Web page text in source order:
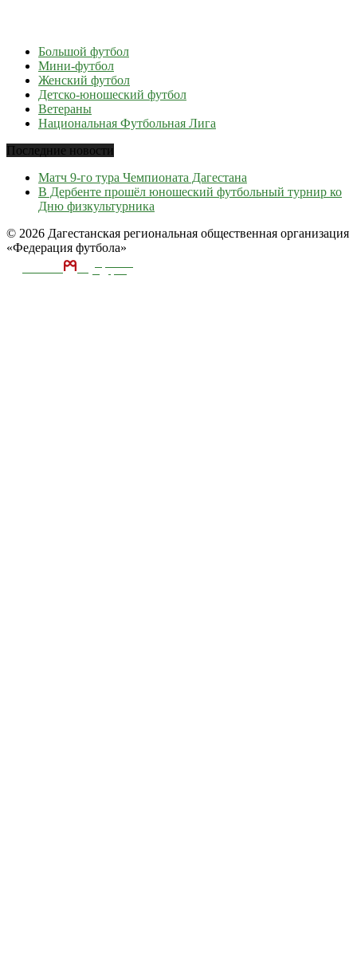
Большой футбол
Мини-футбол
Женский футбол
Детско-юношеский футбол
Ветераны
Национальная Футбольная Лига
Последние новости
Матч 9-го тура Чемпионата Дагестана
В Дербенте прошёл юношеский футбольный турнир ко
Дню физкультурника
© 2026 Дагестанская региональная общественная организация
«Федерация футбола»